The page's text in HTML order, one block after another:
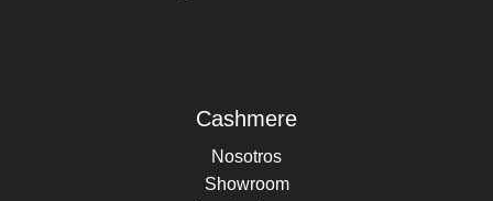
Cashmere
Nosotros
Showroom